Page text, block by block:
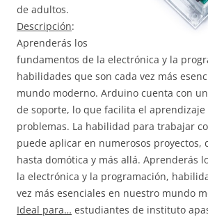
de adultos.
Descripción:
Aprenderás los
fundamentos de la electrónica y la
habilidades que son cada vez más
mundo moderno. Arduino cuenta con
de soporte, lo que facilita el aprendizaje
problemas. La habilidad para trabajar
puede aplicar en numerosos proyectos,
hasta domótica y más allá. Aprenderás
la electrónica y la programación,
vez más esenciales en nuestro mundo
Ideal para… estudiantes de instituto